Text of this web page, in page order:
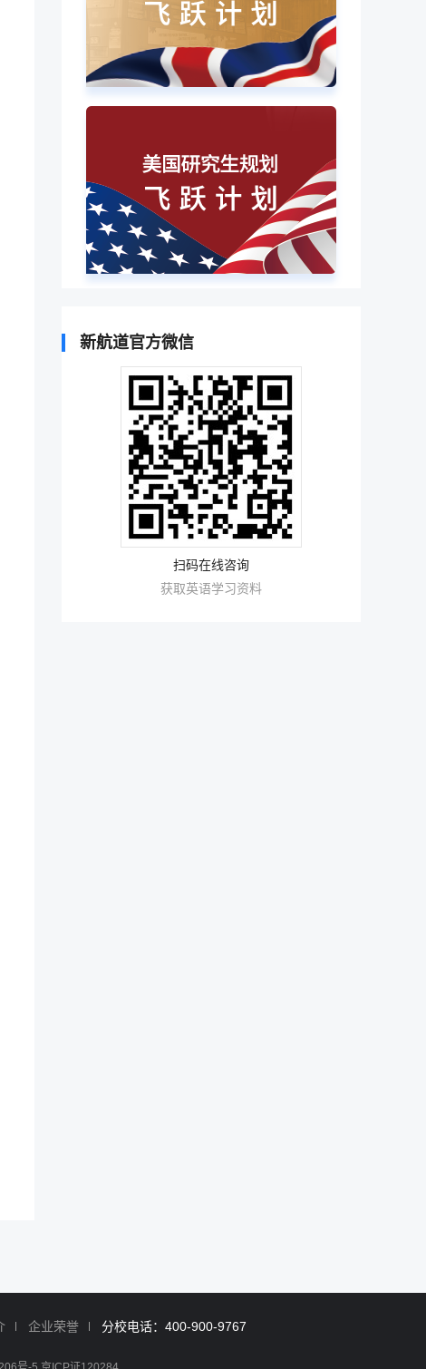
新航道官方微信
扫码在线咨询
获取英语学习资料
企业荣誉 分校电话：400-900-9767